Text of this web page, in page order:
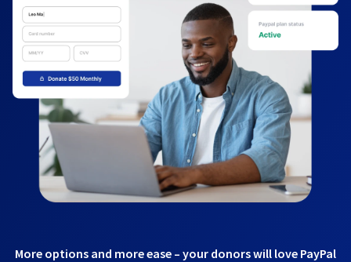
More options and more ease – your donors will love PayPal